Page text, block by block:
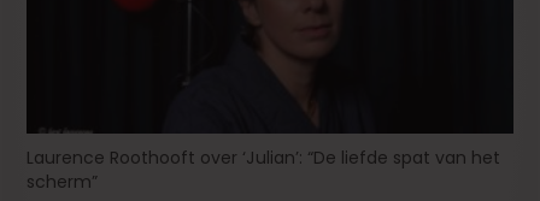
Laurence Roothooft over ‘Julian’: “De liefde spat van het
scherm”